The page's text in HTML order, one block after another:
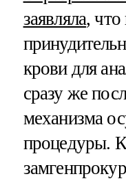
заявляла, что
крови для
сразу же
механизма
процедуры.